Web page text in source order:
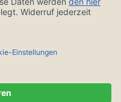
Mehrwertsteuer, zzgl.